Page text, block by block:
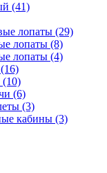
(41)
лопаты (29)
лопаты (8)
лопаты (4)
(10)
(6)
(3)
кабины (3)